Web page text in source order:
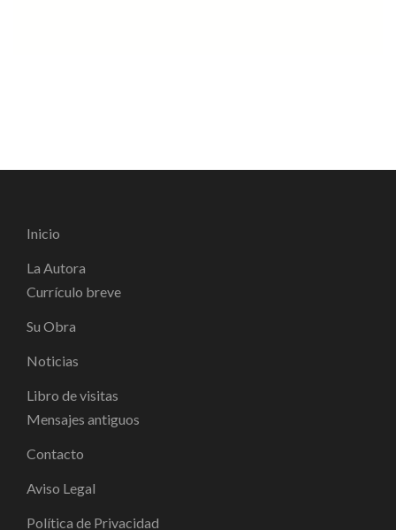
Inicio
La Autora
Currículo breve
Su Obra
Noticias
Libro de visitas
Mensajes antiguos
Contacto
Aviso Legal
Política de Privacidad